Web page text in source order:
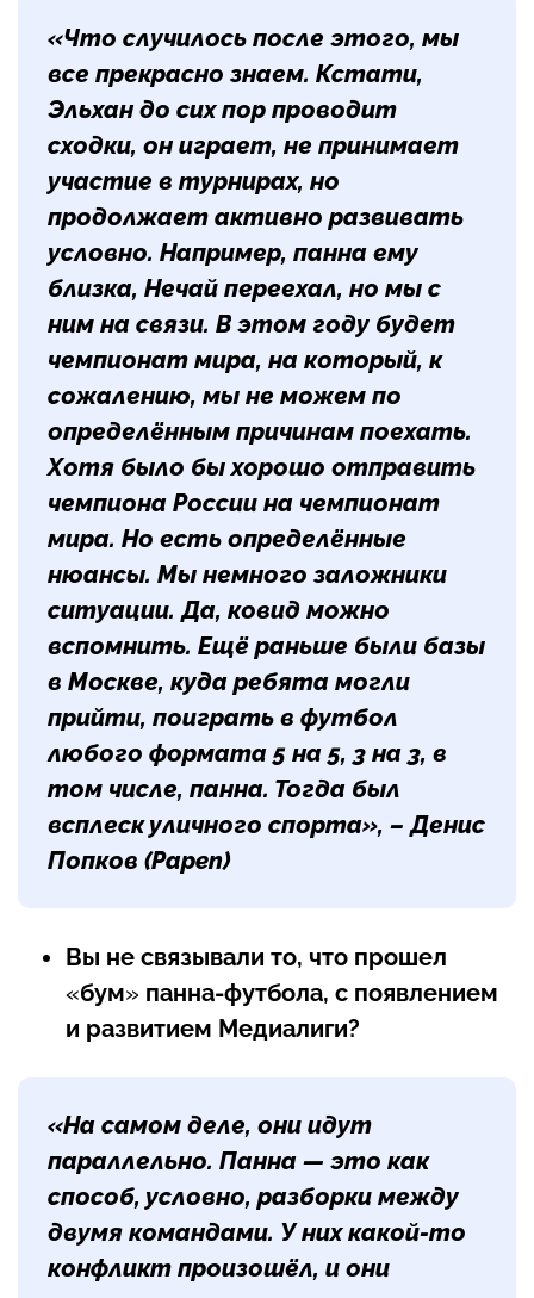
«Что случилось после этого, мы
все прекрасно знаем. Кстати,
Эльхан до сих пор проводит
сходки, он играет, не принимает
участие в турнирах, но
продолжает активно развивать
условно. Например, панна ему
близка, Нечай переехал, но мы с
ним на связи. В этом году будет
чемпионат мира, на который, к
сожалению, мы не можем по
определённым причинам поехать.
Хотя было бы хорошо отправить
чемпиона России на чемпионат
мира. Но есть определённые
нюансы. Мы немного заложники
ситуации. Да, ковид можно
вспомнить. Ещё раньше были базы
в Москве, куда ребята могли
прийти, поиграть в футбол
любого формата 5 на 5, 3 на 3, в
том числе, панна. Тогда был
всплеск уличного спорта», – Денис
Попков (Papen)
Вы не связывали то, что прошел
«бум» панна-футбола, с появлением
и развитием Медиалиги?
«На самом деле, они идут
параллельно. Панна — это как
способ, условно, разборки между
двумя командами. У них какой-то
конфликт произошёл, и они